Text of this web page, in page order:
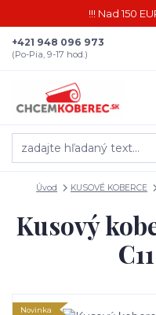
!!! Nad 150
+421 948 096 973
(Po-Pia, 9-17 hod.)
Úvod KUSOVÉ KOBERCE
Kusový
Novinka